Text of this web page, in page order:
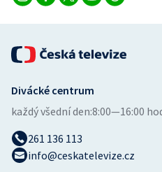
Divácké centrum
každý všední den:8:00—16:00
261 136 113
info@ceskatelevize.cz